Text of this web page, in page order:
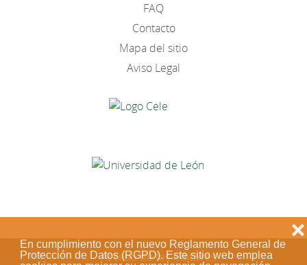
En cumplimiento con el nuevo Reglamento General de
Protección de Datos (RGPD). Este sitio web emplea
❌
FAQ
Contacto
Mapa del sitio
Aviso Legal
Acceso de los editores